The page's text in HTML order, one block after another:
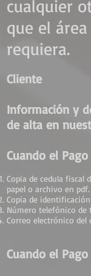
cualquier
que el
requiera.
Cliente
Información y
de alta en
Cuando el
Copia de cedula fiscal
papel o archivo en pdf.
Copia de
Número telefónico de
Correo electrónico del
Cuando el